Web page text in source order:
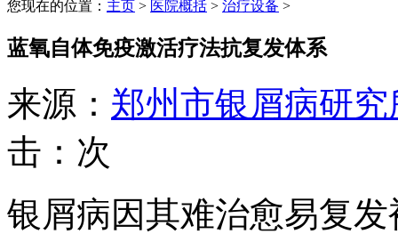
您现在的位置： 主页 > 医院概括 > 治疗设备 >
蓝氧自体免疫激活疗法抗复发体系
来源： 郑州市银屑病研
击： 次
银屑病因其难治愈易复